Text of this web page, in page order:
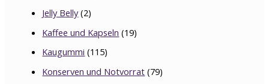
Jelly Belly (2)
Kaffee und Kapseln (19)
Kaugummi (115)
Konserven und Notvorrat (79)